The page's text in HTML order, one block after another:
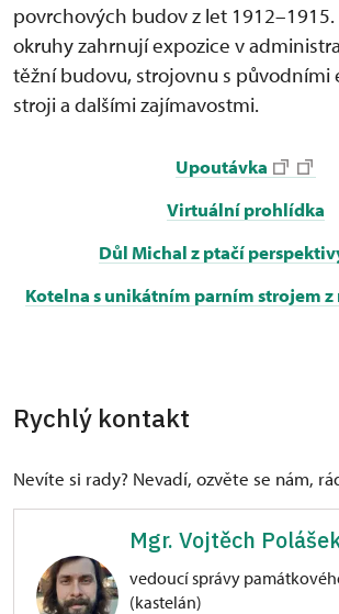
povrchových budov z let
okruhy zahrnují expozice v
těžní budovu, strojovnu s původními
stroji a dalšími zajímavostmi.
Upoutávka
Virtuální prohlídka
Důl Michal z ptačí
Kotelna s unikátním parním strojem z
Rychlý kontakt
Nevíte si rady? Nevadí, ozvěte se nám,
Mgr. Vojtěch
vedoucí správy
(kastelán)